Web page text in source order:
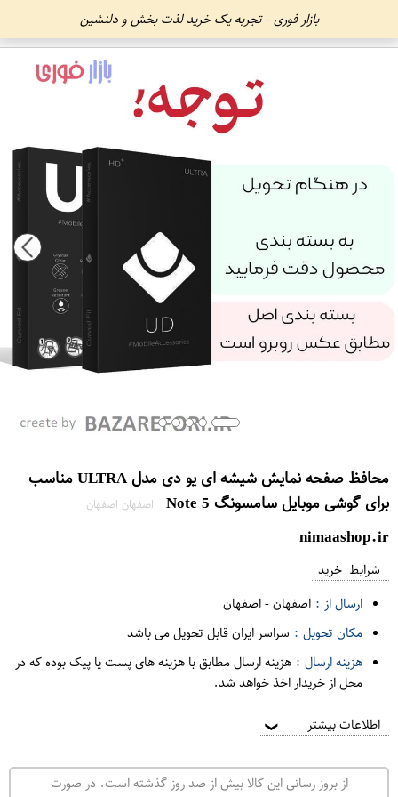
بازار فوری - تجربه یک خرید لذت بخش و دلنشین
محافظ صفحه نمایش شیشه ای یو دی مدل ULTRA مناسب
برای گوشی موبایل سامسونگ Note 5
اصفهان اصفهان
nimaashop.ir
شرایط خرید
ارسال از : اصفهان-اصفهان
مکان تحویل : سراسر ایران قابل تحویل می باشد
هزینه ارسال : هزینه ارسال مطابق با هزینه های پست یا پیک بوده که در
محل از خریدار اخذ خواهد شد.
اطلاعات بیشتر ❯
از بروز رسانی این کالا بیش از صد روز گذشته است. در صورت